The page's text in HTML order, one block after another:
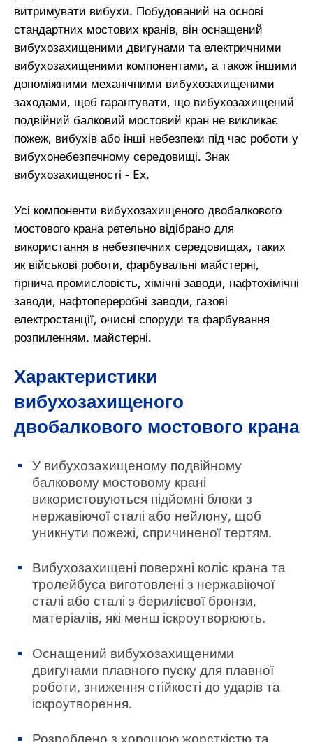
витримувати вибухи. Побудований на основі
стандартних мостових кранів, він оснащений
вибухозахищеними двигунами та електричними
вибухозахищеними компонентами, а також іншими
допоміжними механічними вибухозахищеними
заходами, щоб гарантувати, що вибухозахищений
подвійний балковий мостовий кран не викликає
пожеж, вибухів або інші небезпеки під час роботи у
вибухонебезпечному середовищі. Знак
вибухозахищеності - Ex.
Усі компоненти вибухозахищеного двобалкового
мостового крана ретельно відібрано для
використання в небезпечних середовищах, таких
як військові роботи, фарбувальні майстерні,
гірнича промисловість, хімічні заводи, нафтохімічні
заводи, нафтопереробні заводи, газові
електростанції, очисні споруди та фарбування
розпиленням. майстерні.
Характеристики
вибухозахищеного
двобалкового мостового крана
У вибухозахищеному подвійному
балковому мостовому крані
використовуються підйомні блоки з
нержавіючої сталі або нейлону, щоб
уникнути пожежі, спричиненої тертям.
Вибухозахищені поверхні коліс крана та
тролейбуса виготовлені з нержавіючої
сталі або сталі з берилієвої бронзи,
матеріалів, які менш іскроутворюють.
Оснащений вибухозахищеними
двигунами плавного пуску для плавної
роботи, зниження стійкості до ударів та
іскроутворення.
Розроблено з хорошою жорсткістю та